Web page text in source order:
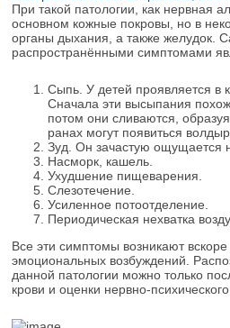
При такой патологии, как нервная
основном кожные покровы, но в
органы дыхания, а также желудок.
распространёнными симптомами
Сыпь. У детей проявляется в
Сначала эти высыпания
потом они сливаются,
ранах могут появиться
Зуд. Он зачастую ощущается
Насморк, кашель.
Ухудшение пищеварения.
Слезотечение.
Усиленное потоотделение.
Периодическая нехватка
Все эти симптомы возникают
эмоциональных возбуждений.
данной патологии можно только
крови и оценки нервно-